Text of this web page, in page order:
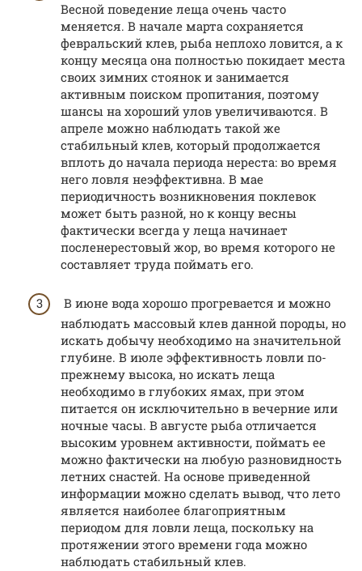
Весной поведение леща очень часто
меняется. В начале марта сохраняется
февральский клев, рыба неплохо ловится, а к
концу месяца она полностью покидает места
своих зимних стоянок и занимается
активным поиском пропитания, поэтому
шансы на хороший улов увеличиваются. В
апреле можно наблюдать такой же
стабильный клев, который продолжается
вплоть до начала периода нереста: во время
него ловля неэффективна. В мае
периодичность возникновения поклевок
может быть разной, но к концу весны
фактически всегда у леща начинает
посленерестовый жор, во время которого не
составляет труда поймать его.
В июне вода хорошо прогревается и можно
наблюдать массовый клев данной породы, но
искать добычу необходимо на значительной
глубине. В июле эффективность ловли по-
прежнему высока, но искать леща
необходимо в глубоких ямах, при этом
питается он исключительно в вечерние или
ночные часы. В августе рыба отличается
высоким уровнем активности, поймать ее
можно фактически на любую разновидность
летних снастей. На основе приведенной
информации можно сделать вывод, что лето
является наиболее благоприятным
периодом для ловли леща, поскольку на
протяжении этого времени года можно
наблюдать стабильный клев.